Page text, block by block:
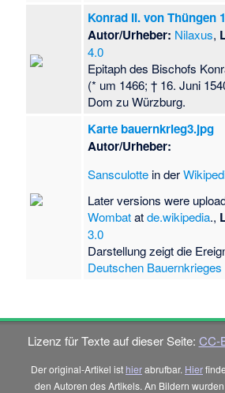
Konrad II. von Thüngen
Autor/Urheber: Nilaxus,
4.0
Epitaph des Bischofs
(* um 1466; † 16. Juni
Dom zu Würzburg.
Karte bauernkrieg3.jpg
Autor/Urheber:
Sansculotte in der
Later versions were
Wombatatde.wikipedia.,
3.0
Darstellung zeigt die
Deutschen Bauernkrieges
Lizenz für Texte auf dieser Seite: CC-
Der original-Artikel ist hierabrufbar. Hier
den Autoren des Artikels. An Bildern